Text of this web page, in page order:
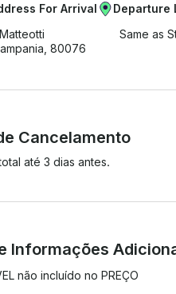
For Arrival
80076
Departure
Same as
Cancelamento
até 3 dias antes.
Informações
não incluído no PREÇO